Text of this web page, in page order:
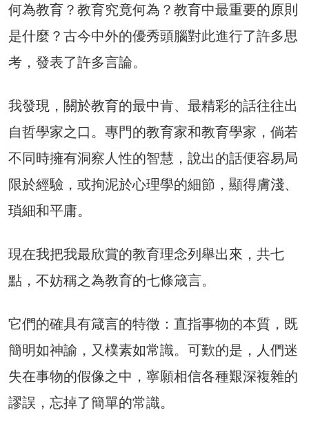
何為教育？教育究竟何為？教育中最重要的原則
是什麼？古今中外的優秀頭腦對此進行了許多思
考，發表了許多言論。
我發現，關於教育的最中肯、最精彩的話往往出
自哲學家之口。專門的教育家和教育學家，倘若
不同時擁有洞察人性的智慧，說出的話便容易局
限於經驗，或拘泥於心理學的細節，顯得膚淺、
瑣細和平庸。
現在我把我最欣賞的教育理念列舉出來，共七
點，不妨稱之為教育的七條箴言。
它們的確具有箴言的特徵：直指事物的本質，既
簡明如神諭，又樸素如常識。可歎的是，人們迷
失在事物的假像之中，寧願相信各種艱深複雜的
謬誤，忘掉了簡單的常識。